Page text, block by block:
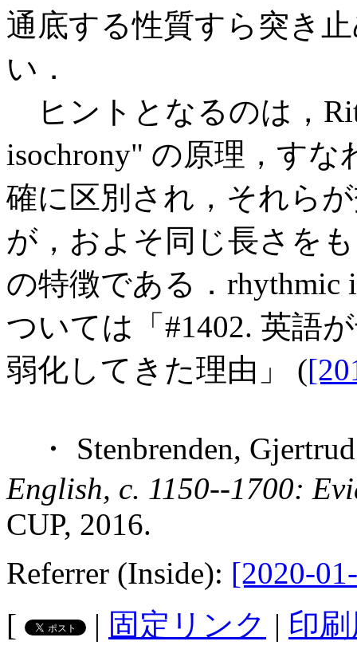
通底する性質すら突き
い．
ヒントとなるのは，
isochrony" の原理，す
確に区別され，それら
が，およそ同じ長さを
の特徴である．rhythmic
ついては「#1402. 英語
弱化してきた理由」 (
・ Stenbrenden,
English, c. 1150--1700:
CUP, 2016.
Referrer (Inside): [2020-
[
| 固定リンク | 印